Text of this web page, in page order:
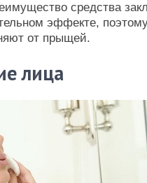
средства
эффекте,
от прыщей.
лица